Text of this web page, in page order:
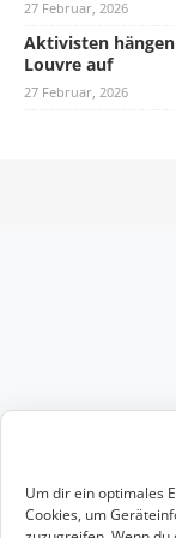
Um dir ein optimales
Cookies, um
27 Februar, 2026
Aktivisten
Louvre auf
27 Februar, 2026